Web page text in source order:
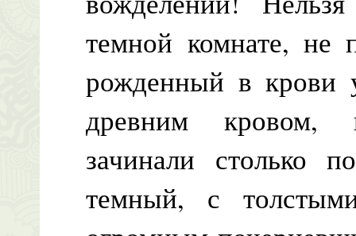
темной комнате, не
рожденный в крови
древним кровом,
зачинали столько
темный, с